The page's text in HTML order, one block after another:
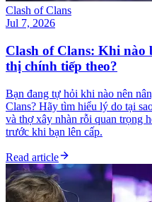
Clash of Clans
Jul 7, 2026
Clash of Clans: Khi nào
thị chính tiếp theo?
Bạn đang tự hỏi khi nào nên
Clans? Hãy tìm hiểu lý do tại
và thợ xây nhàn rỗi quan trọng
trước khi bạn lên cấp.
Read article